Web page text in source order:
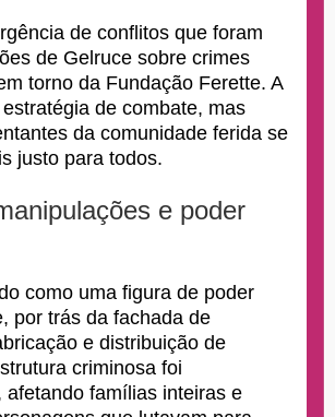
de conflitos que foram
de Gelruce sobre crimes
torno da Fundação Ferette. A
de combate, mas
da comunidade ferida se
justo para todos.
e poder
como uma figura de poder
por trás da fachada de
e distribuição de
criminosa foi
famílias inteiras e